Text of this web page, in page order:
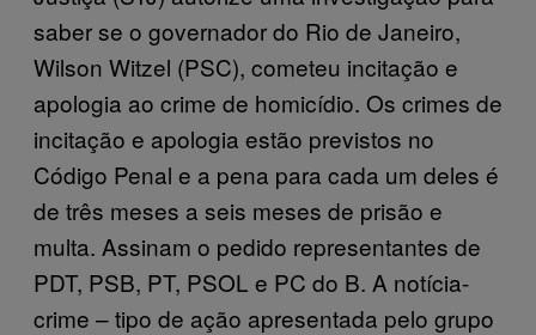
saber se o governador do Rio de Janeiro,
Wilson Witzel (PSC), cometeu incitação e
apologia ao crime de homicídio. Os crimes de
incitação e apologia estão previstos no
Código Penal e a pena para cada um deles é
de três meses a seis meses de prisão e
multa. Assinam o pedido representantes de
PDT, PSB, PT, PSOL e PC do B. A notícia-
crime – tipo de ação apresentada pelo grupo